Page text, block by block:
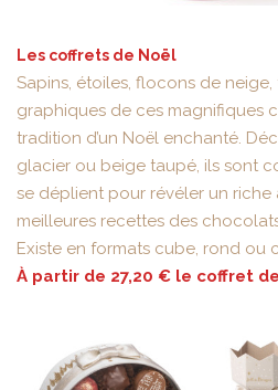
Les coffrets de Noël
Sapins, étoiles, flocons de
graphiques de ces magnifiques
tradition d’un Noël enchanté.
glacier ou beige taupé, ils sont
se déplient pour révéler un riche
meilleures recettes des
Existe en formats cube, rond ou
À partir de 27,20 € le coffret